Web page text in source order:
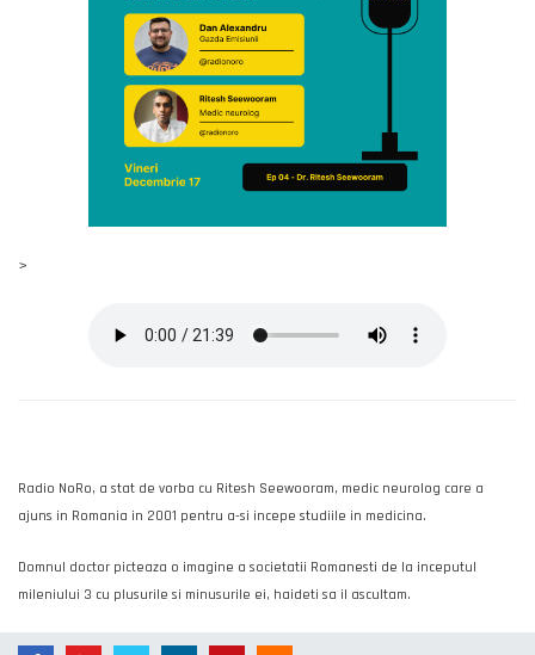
>
Radio NoRo, a stat de vorba cu Ritesh Seewooram, medic neurolog care a
ajuns in Romania in 2001 pentru a-si incepe studiile in medicina.
Domnul doctor picteaza o imagine a societatii Romanesti de la inceputul
mileniului 3 cu plusurile si minusurile ei, haideti sa il ascultam.